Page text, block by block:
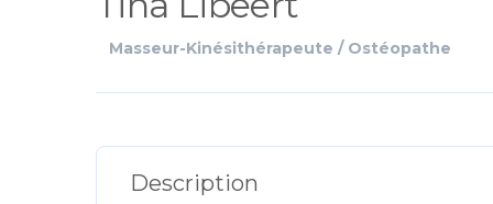
Masseur-Kinésithérapeute / Ostéopathe
Description